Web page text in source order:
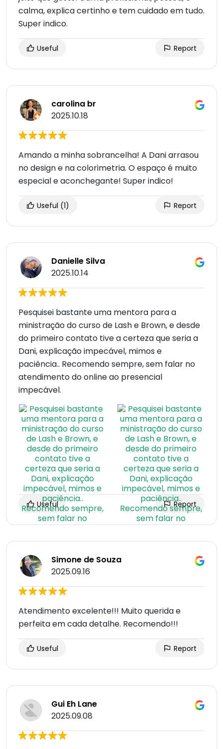
calma, explica certinho e tem cuidado em tudo.
Super indico.
Useful Report
carolina br
2025.10.18
Amando a minha sobrancelha! A Dani arrasou
no design e na colorimetria. O espaço é muito
especial e aconchegante! Super indico!
Useful (1) Report
Danielle Silva
2025.10.14
Pesquisei bastante uma mentora para a
ministração do curso de Lash e Brown, e desde
do primeiro contato tive a certeza que seria a
Dani, explicação impecável, mimos e
paciência.. Recomendo sempre, sem falar no
atendimento do online ao presencial
impecável.
Useful Report
Simone de Souza
2025.09.16
Atendimento excelente!!! Muito querida e
perfeita em cada detalhe. Recomendo!!!
Useful Report
Gui Eh Lane
2025.09.08